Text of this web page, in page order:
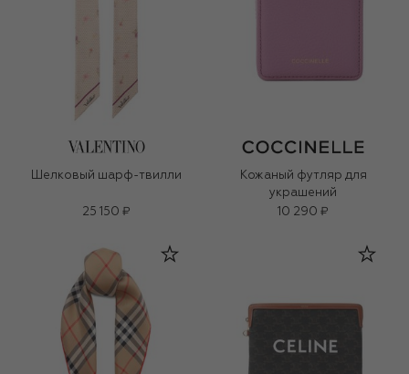
Шелковый шарф-твилли
25 150 ₽
Кожаный футляр для
украшений
10 290 ₽